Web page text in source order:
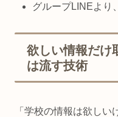
グループLINEより
欲しい情報だけ
は流す技術
「学校の情報は欲しい